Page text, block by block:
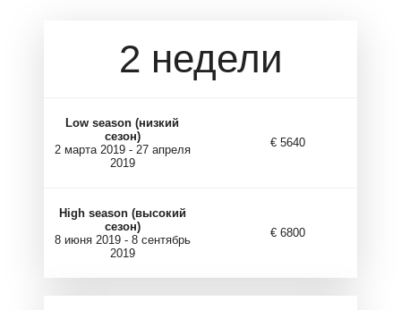
2 недели
Low season (низкий
сезон)
2 марта 2019 - 27 апреля
2019
€ 5640
High season (высокий
сезон)
8 июня 2019 - 8 сентябрь
2019
€ 6800